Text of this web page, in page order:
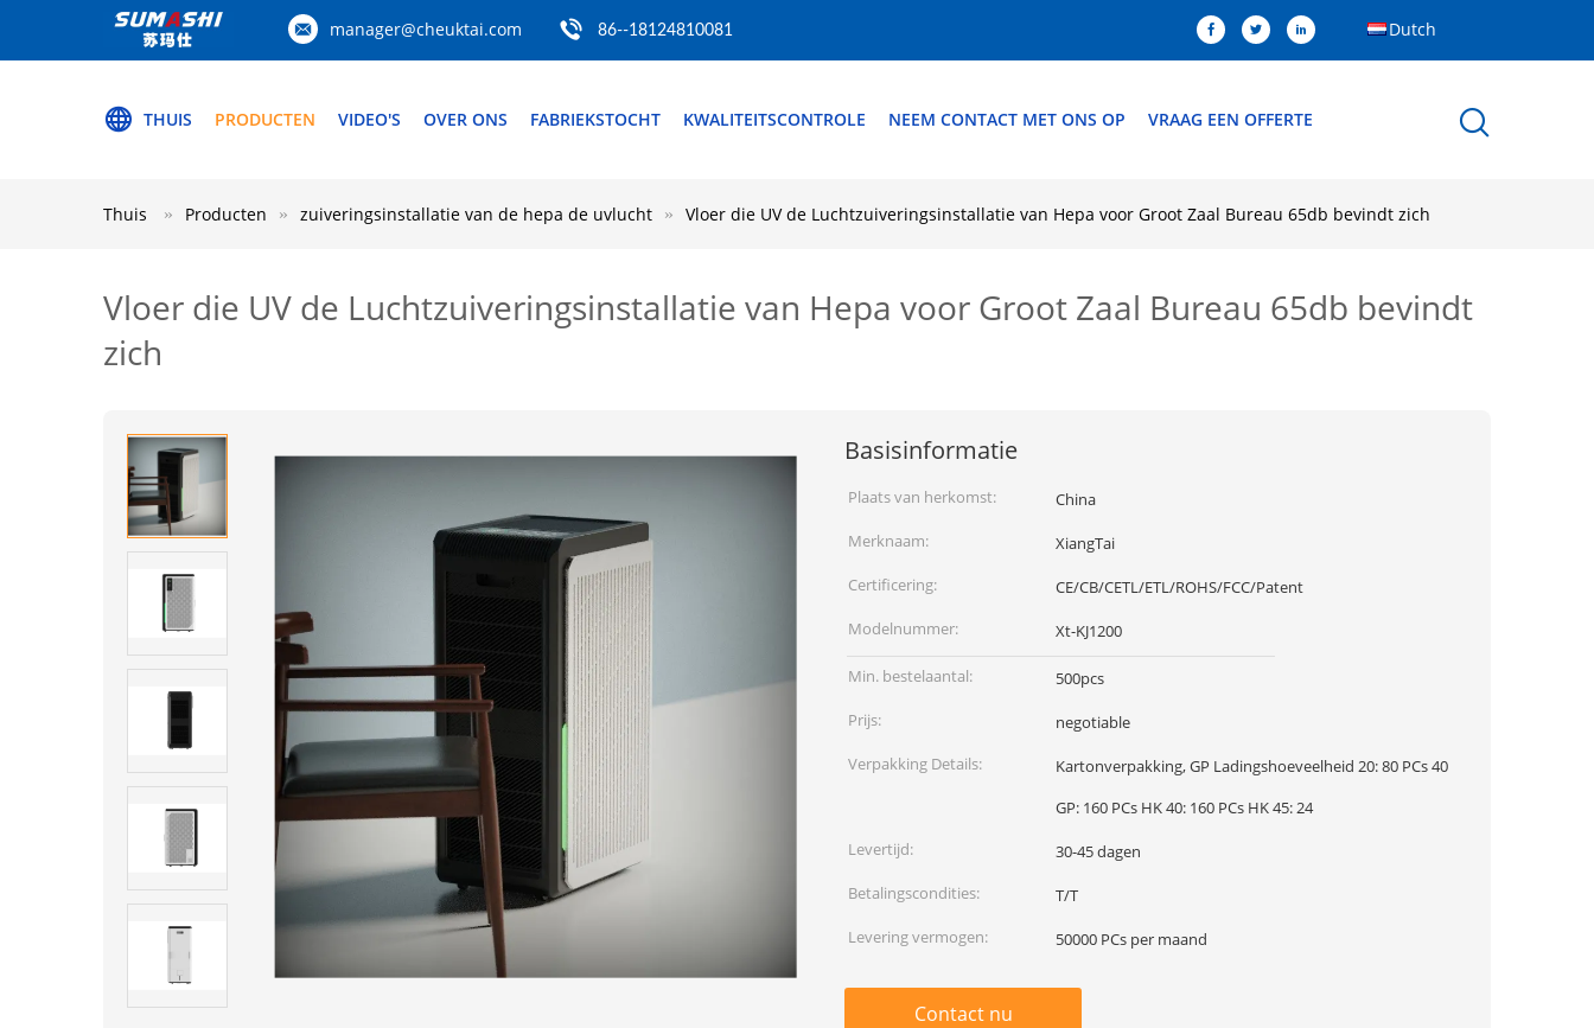
manager@cheuktai.com 86--18124810081 Dutch
THUIS PRODUCTEN VIDEO'S OVER ONS FABRIEKSTOCHT KWALITEITSCONTROLE NEEM CONTACT MET ONS OP VRAAG EEN OFFERTE
Thuis Producten zuiveringsinstallatie van de hepa de uvlucht Vloer die UV de Luchtzuiveringsinstallatie van Hepa voor Groot Zaal Bureau 65db bevindt zich
Vloer die UV de Luchtzuiveringsinstallatie van Hepa voor Groot Zaal Bureau 65db bevindt
zich
Basisinformatie
Plaats van herkomst:
China
Merknaam:
XiangTai
Certificering:
CE/CB/CETL/ETL/ROHS/FCC/Patent
Modelnummer:
Xt-KJ1200
Min. bestelaantal:
500pcs
Prijs:
negotiable
Verpakking Details:
Kartonverpakking, GP Ladingshoeveelheid 20: 80 PCs 40
GP: 160 PCs HK 40: 160 PCs HK 45: 24
Levertijd:
30-45 dagen
Betalingscondities:
T/T
Levering vermogen:
50000 PCs per maand
Contact nu